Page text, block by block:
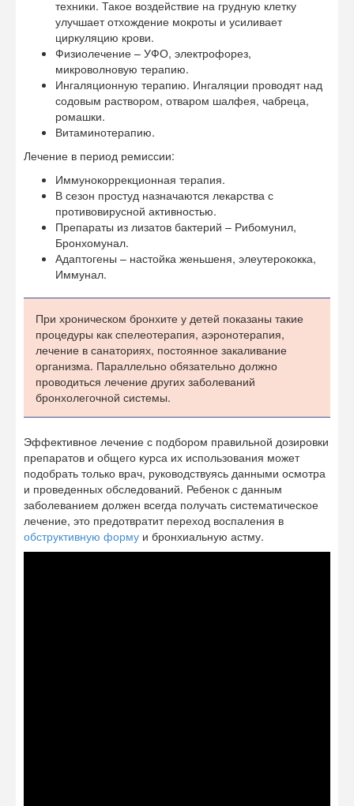
техники. Такое воздействие на грудную клетку
улучшает отхождение мокроты и усиливает
циркуляцию крови.
Физиолечение – УФО, электрофорез,
микроволновую терапию.
Ингаляционную терапию. Ингаляции проводят над
содовым раствором, отваром шалфея, чабреца,
ромашки.
Витаминотерапию.
Лечение в период ремиссии:
Иммунокоррекционная терапия.
В сезон простуд назначаются лекарства с
противовирусной активностью.
Препараты из лизатов бактерий – Рибомунил,
Бронхомунал.
Адаптогены – настойка женьшеня, элеутерококка,
Иммунал.
При хроническом бронхите у детей показаны такие
процедуры как спелеотерапия, аэронотерапия,
лечение в санаториях, постоянное закаливание
организма. Параллельно обязательно должно
проводиться лечение других заболеваний
бронхолегочной системы.
Эффективное лечение с подбором правильной дозировки
препаратов и общего курса их использования может
подобрать только врач, руководствуясь данными осмотра
и проведенных обследований. Ребенок с данным
заболеванием должен всегда получать систематическое
лечение, это предотвратит переход воспаления в
обструктивную форму и бронхиальную астму.